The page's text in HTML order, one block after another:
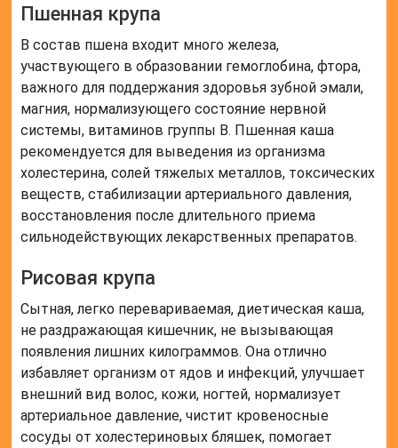
Пшенная крупа
В состав пшена входит много железа,
участвующего в образовании гемоглобина, фтора,
важного для поддержания здоровья зубной эмали,
магния, нормализующего состояние нервной
системы, витаминов группы B. Пшенная каша
рекомендуется для выведения из организма
холестерина, солей тяжелых металлов, токсических
веществ, стабилизации артериального давления,
восстановления после длительного приема
сильнодействующих лекарственных препаратов.
Рисовая крупа
Сытная, легко перевариваемая, диетическая каша,
не раздражающая кишечник, не вызывающая
появления лишних килограммов. Она отлично
избавляет организм от ядов и инфекций, улучшает
внешний вид волос, кожи, ногтей, нормализует
артериальное давление, чистит кровеносные
сосуды от холестериновых бляшек, помогает